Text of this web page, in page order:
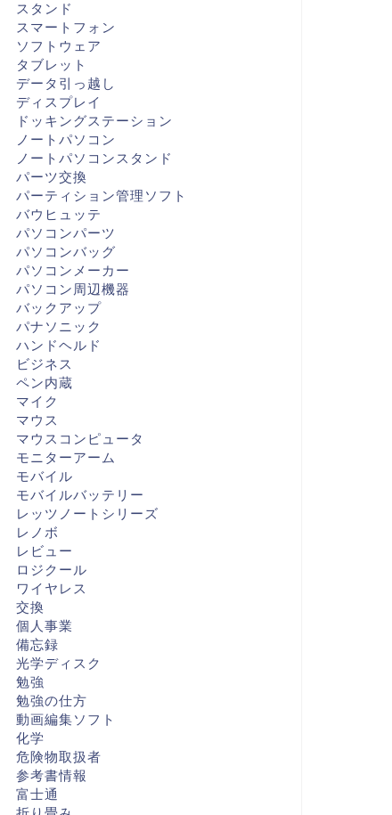
スタンド
スマートフォン
ソフトウェア
タブレット
データ引っ越し
ディスプレイ
ドッキングステーション
ノートパソコン
ノートパソコンスタンド
パーツ交換
パーティション管理ソフト
バウヒュッテ
パソコンパーツ
パソコンバッグ
パソコンメーカー
パソコン周辺機器
バックアップ
パナソニック
ハンドヘルド
ビジネス
ペン内蔵
マイク
マウス
マウスコンピュータ
モニターアーム
モバイル
モバイルバッテリー
レッツノートシリーズ
レノボ
レビュー
ロジクール
ワイヤレス
交換
個人事業
備忘録
光学ディスク
勉強
勉強の仕方
動画編集ソフト
化学
危険物取扱者
参考書情報
富士通